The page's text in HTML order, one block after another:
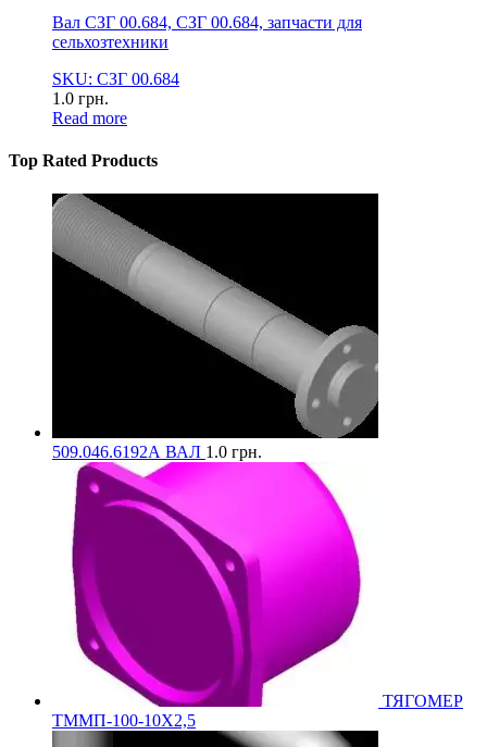
Вал СЗГ 00.684, СЗГ 00.684, запчасти для
сельхозтехники
SKU: СЗГ 00.684
1.0 грн.
Read more
Top Rated Products
509.046.6192А ВАЛ 1.0 грн.
ТЯГОМЕР
ТММП-100-10Х2,5